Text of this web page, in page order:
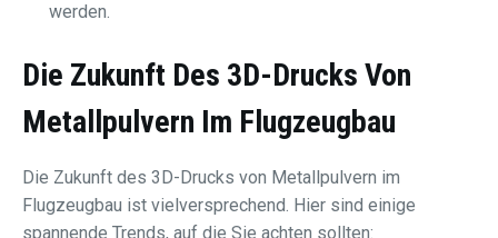
werden.
Die Zukunft Des 3D-Drucks Von
Metallpulvern Im Flugzeugbau
Die Zukunft des 3D-Drucks von Metallpulvern im
Flugzeugbau ist vielversprechend. Hier sind einige
spannende Trends, auf die Sie achten sollten: